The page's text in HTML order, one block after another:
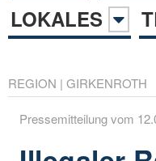
LOKALES
REGION | GIRKENROTH
Pressemitteilung vom